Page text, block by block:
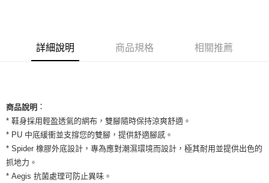
台灣樂天信用卡公司
AFTEE先享後付
便利好安心！
１．簡單：不需註冊會員、不需綁卡、不需儲值。
２．便利：只要手機號碼，簡訊認證，即可結帳。
３．安心：先確認商品／服務後，再付款。
【「AFTEE先享後付」結帳流程】
１．於結帳方式選擇「AFTEE先享後付」後，將跳轉至「AFTEE先享後付」
結帳頁面，進行簡訊認證並確認金額後，即可完成結帳。
運送方式
全家取貨付款
每筆NT$60，滿NT$1,500(含以上)免運費
付款後全家取貨
詳細說明 商品規格 相關推薦
商品說明 ：
* 鞋身採用輕盈透氣的網布，雙腳隨時保持涼爽舒適。
* PU 中底緩衝並支撐您的雙腳，提供舒適腳感。
* Spider 橡膠外底設計，專為應對潮濕環境而設計，極其耐用並提供出色的
抓地力。
* Aegis 抗菌處理可防止異味。